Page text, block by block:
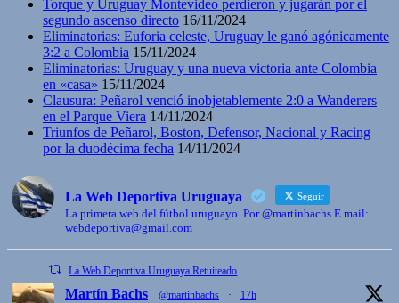
Torque y Uruguay Montevideo perdieron y jugarán por el
segundo ascenso directo 16/11/2024
Eliminatorias: Euforia celeste, Uruguay le ganó agónicamente
3:2 a Colombia 15/11/2024
Eliminatorias: Uruguay y una nueva victoria ante Colombia
en «casa» 15/11/2024
Clausura: Peñarol venció inobjetablemente 2:0 a Wanderers
en el Parque Viera 14/11/2024
Triunfos de Peñarol, Boston, Defensor, Nacional y Racing
por la duodécima fecha 14/11/2024
La Web Deportiva Uruguaya Seguir
La primera web del fútbol uruguayo. Por @martinbachs E mail:
webdeportiva@gmail.com
La Web Deportiva Uruguaya Retuiteado
Martín Bachs @martinbachs · 17h